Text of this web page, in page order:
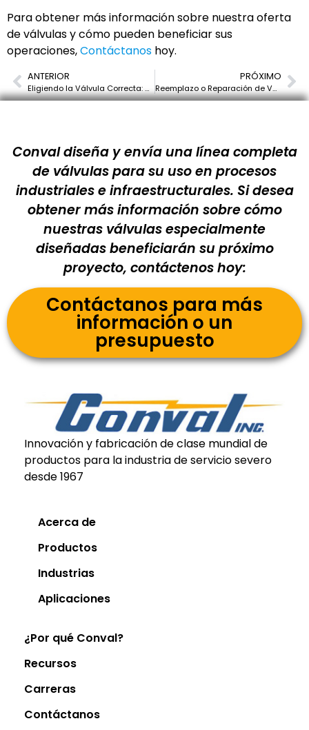
Para obtener más información sobre nuestra oferta
de válvulas y cómo pueden beneficiar sus
operaciones,Contáctanos hoy.
ANTERIOR
Eligiendo la Válvula Correcta: Válvulas de Compuerta vs. Válvulas de Bola vs. Válvulas de Globo
PRÓXIMO
Reemplazo o Reparación de Válvulas Industriales: ¿Cuál Deberías Elegir?
Conval diseña y envía una línea completa
de válvulas para su uso en procesos
industriales e infraestructurales. Si desea
obtener más información sobre cómo
nuestras válvulas especialmente
diseñadas beneficiarán su próximo
proyecto, contáctenos hoy:
Contáctanos para más
información o un
presupuesto
Innovación y fabricación de clase mundial de
productos para la industria de servicio severo
desde 1967
Acerca de
Productos
Industrias
Aplicaciones
¿Por qué Conval?
Recursos
Carreras
Contáctanos